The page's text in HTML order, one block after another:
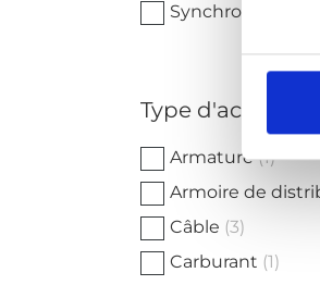
Synchronisable
Type d'accessoire
Armature(1)
Armoire de
Câble (3)
Carburant (1)